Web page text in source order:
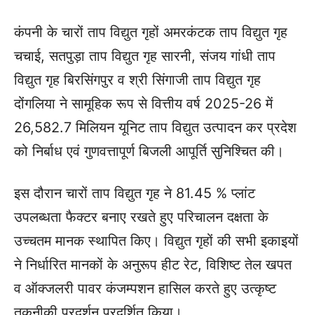
कंपनी के चारों ताप विद्युत गृहों अमरकंटक ताप विद्युत गृह
चचाई, सतपुड़ा ताप विद्युत गृह सारनी, संजय गांधी ताप
विद्युत गृह बिरसिंगपुर व श्री सिंगाजी ताप विद्युत गृह
दोंगलिया ने सामूहिक रूप से वित्तीय वर्ष 2025-26 में
26,582.7 मिलियन यूनिट ताप विद्युत उत्पादन कर प्रदेश
को निर्बाध एवं गुणवत्तापूर्ण बिजली आपूर्ति सुनिश्चित की।
इस दौरान चारों ताप विद्युत गृह ने 81.45 % प्लांट
उपलब्धता फैक्टर बनाए रखते हुए परिचालन दक्षता के
उच्चतम मानक स्थापित किए। विद्युत गृहों की सभी इकाइयों
ने निर्धारित मानकों के अनुरूप हीट रेट, व‍िश‍िष्ट तेल खपत
व ऑक्जलरी पावर कंजम्पशन हासिल करते हुए उत्कृष्ट